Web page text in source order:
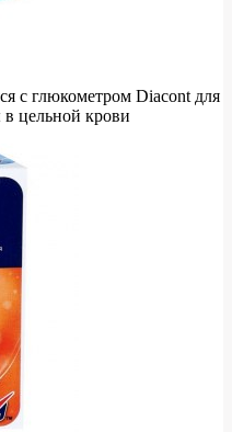
с глюкометром Diacont для
в цельной крови